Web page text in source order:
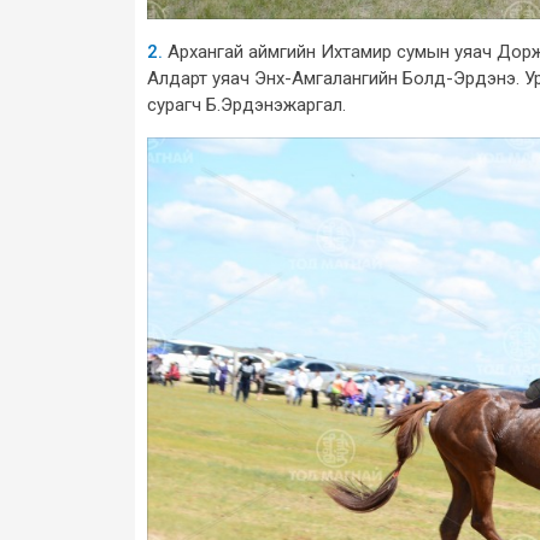
2. Архангай аймгийн Ихтамир сумын уяач
Алдарт уяач Энх-Амгалангийн Болд-Эрдэнэ.
сурагч Б.Эрдэнэжаргал.